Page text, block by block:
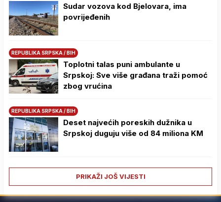
Sudar vozova kod Bjelovara, ima
povrijeđenih
REPUBLIKA SRPSKA / BIH
Toplotni talas puni ambulante u
Srpskoj: Sve više građana traži pomoć
zbog vrućina
REPUBLIKA SRPSKA / BIH
Deset najvećih poreskih dužnika u
Srpskoj duguju više od 84 miliona KM
PRIKAŽI JOŠ VIJESTI